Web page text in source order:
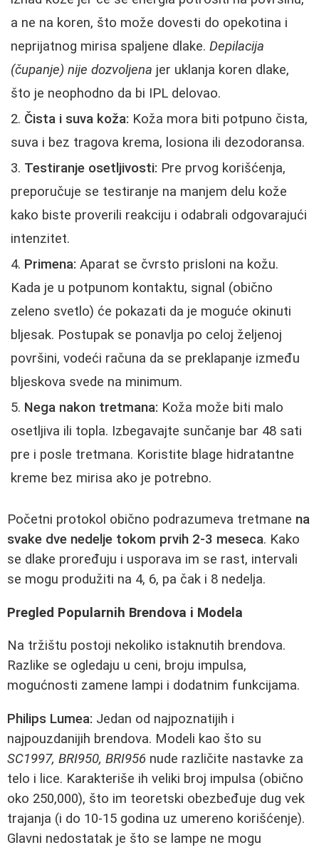
a ne na koren, što može dovesti do opekotina i
neprijatnog mirisa spaljene dlake. Depilacija
(čupanje) nije dozvoljena jer uklanja koren dlake,
što je neophodno da bi IPL delovao.
Čista i suva koža: Koža mora biti potpuno čista,
suva i bez tragova krema, losiona ili dezodoransa.
Testiranje osetljivosti: Pre prvog korišćenja,
preporučuje se testiranje na manjem delu kože
kako biste proverili reakciju i odabrali odgovarajući
intenzitet.
Primena: Aparat se čvrsto prisloni na kožu.
Kada je u potpunom kontaktu, signal (obično
zeleno svetlo) će pokazati da je moguće okinuti
bljesak. Postupak se ponavlja po celoj željenoj
površini, vodeći računa da se preklapanje između
bljeskova svede na minimum.
Nega nakon tretmana: Koža može biti malo
osetljiva ili topla. Izbegavajte sunčanje bar 48 sati
pre i posle tretmana. Koristite blage hidratantne
kreme bez mirisa ako je potrebno.
Početni protokol obično podrazumeva tretmane na
svake dve nedelje tokom prvih 2-3 meseca. Kako
se dlake proređuju i usporava im se rast, intervali
se mogu produžiti na 4, 6, pa čak i 8 nedelja.
Pregled Popularnih Brendova i Modela
Na tržištu postoji nekoliko istaknutih brendova.
Razlike se ogledaju u ceni, broju impulsa,
mogućnosti zamene lampi i dodatnim funkcijama.
Philips Lumea: Jedan od najpoznatijih i
najpouzdanijih brendova. Modeli kao što su
SC1997, BRI950, BRI956 nude različite nastavke za
telo i lice. Karakteriše ih veliki broj impulsa (obično
oko 250,000), što im teoretski obezbeđuje dug vek
trajanja (i do 10-15 godina uz umereno korišćenje).
Glavni nedostatak je što se lampe ne mogu